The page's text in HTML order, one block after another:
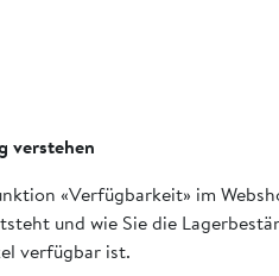
verstehen
«Verfügbarkeit» im
und wie Sie die
verfügbar ist.